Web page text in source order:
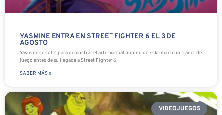
YASMINE ENTRA EN STREET FIGHTER 6 EL 3 DE
AGOSTO
Yasmine se soltó para demostrar el arte marcial filipino de Eskrima en un tráiler de
juego antes de su llegada a Street Fighter 6
SABER MÁS »
VIDEOJUEGOS